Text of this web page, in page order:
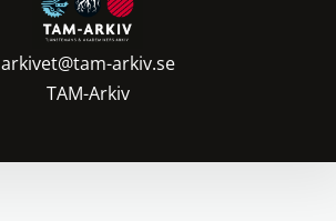
arkivet@tam-arkiv.se
TAM-Arkiv